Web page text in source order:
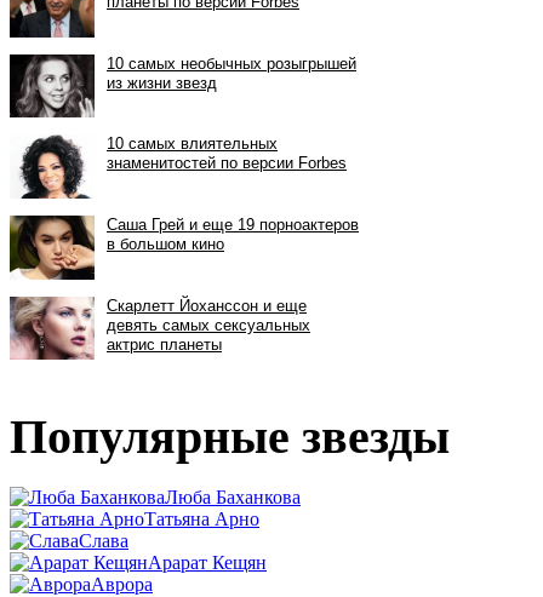
Популярные звезды
Люба Баханкова
Татьяна Арно
Слава
Арарат Кещян
Аврора